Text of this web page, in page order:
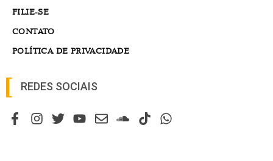
FILIE-SE
CONTATO
POLÍTICA DE PRIVACIDADE
REDES SOCIAIS